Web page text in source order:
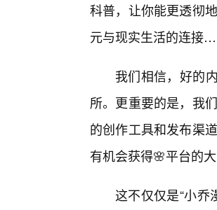
科普，让你能更透彻
元与现实生活的连接
我们相信，好的
所。更重要的是，我
的创作工具和发布渠
有机会获得🌸平台的
这不仅仅是“小乔